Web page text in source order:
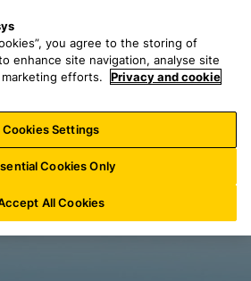
a
r
h
f
o
:
n
u
you agree to the storing of
enhance site navigation, analyse site
efforts.
Privacy and cookie
Cookies Settings
Cookies Only
All Cookies